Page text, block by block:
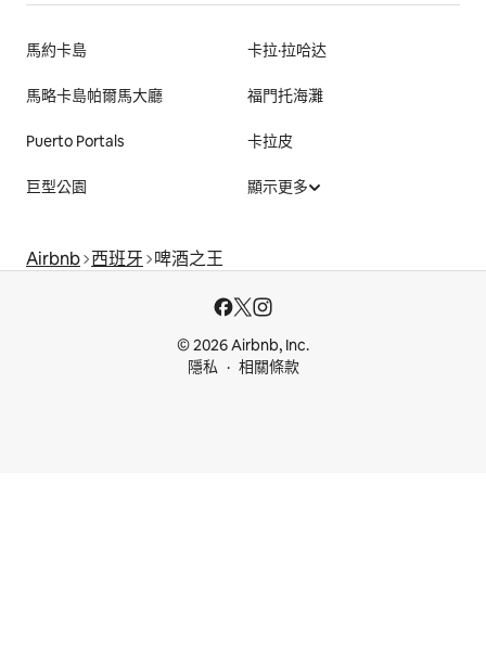
馬約卡島 卡拉·拉哈达
馬略卡島帕爾馬大廳 福門托海灘
Puerto Portals 卡拉皮
巨型公園 顯示更多
Airbnb 西班牙 啤酒之王
© 2026 Airbnb, Inc.
隱私
相關條款